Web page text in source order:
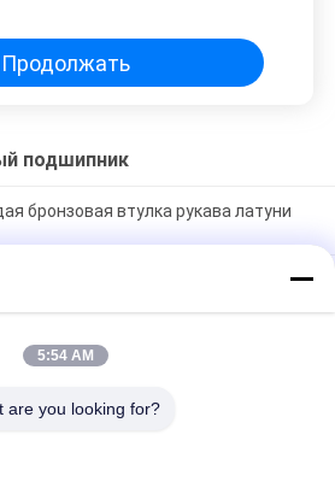
Продолжать
подшипник
бронзовая втулка рукава латуни
втулка высокой твердости и
смазываемая маслом,
JDB-1U P10S
подшипник с цельной втулкой
5:54 AM
are you looking for?